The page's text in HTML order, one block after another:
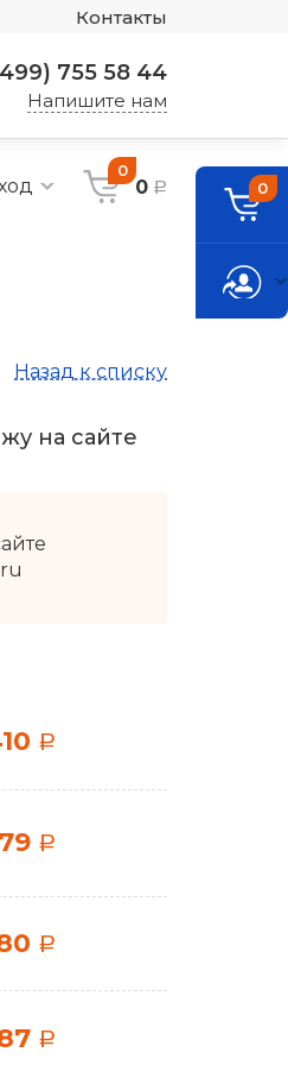
Контакты
755 58 44
Напишите нам
0
0 a
Назад к списку
на сайте
a
a
a
a
0